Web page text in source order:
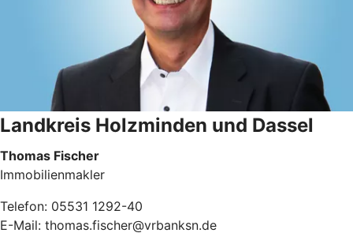
Landkreis Holzminden und Dassel
Thomas Fischer
Immobilienmakler
Telefon: 05531 1292-40
E-Mail: thomas.fischer@vrbanksn.de